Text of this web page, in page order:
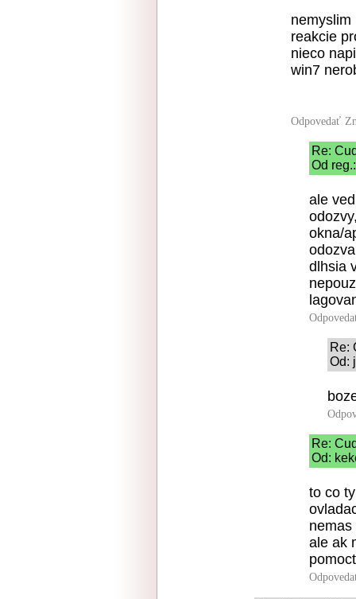
nemyslim
reakcie
nieco
win7
Odpovedať
Re:
Od
ale
okna/
dlhsia
Re:
Od:
Re:
Od:
to co
ale ak